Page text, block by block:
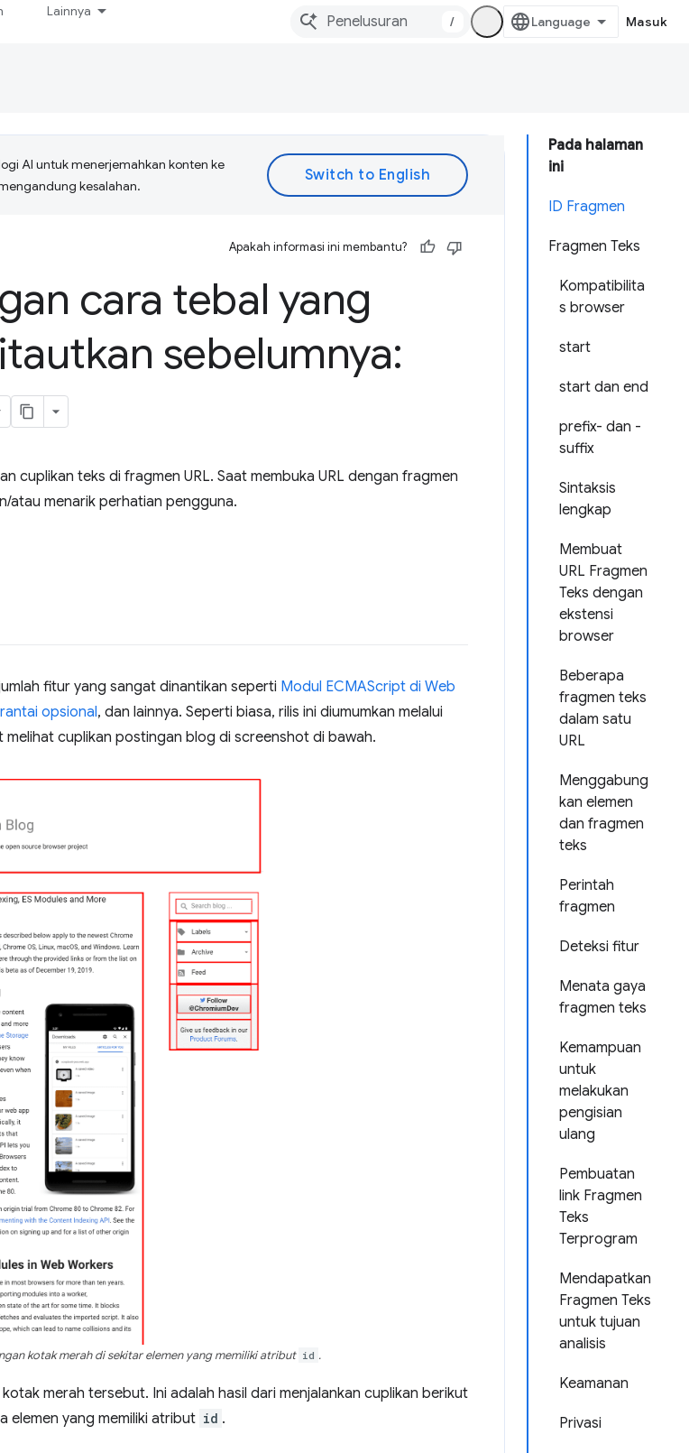
Lainnya
/ Masuk
Pada halaman
ini
ID Fragmen
Fragmen Teks
Kompatibilita
s browser
start
start dan end
prefix- dan -
suffix
Sintaksis
lengkap
Membuat
URL Fragmen
Teks dengan
ekstensi
browser
Beberapa
fragmen teks
dalam satu
URL
Menggabung
kan elemen
dan fragmen
teks
Perintah
fragmen
Deteksi fitur
Menata gaya
fragmen teks
Kemampuan
untuk
melakukan
pengisian
ulang
Pembuatan
link Fragmen
Teks
Terprogram
Mendapatkan
Fragmen Teks
untuk tujuan
analisis
Keamanan
Privasi
AI untuk menerjemahkan konten ke
kesalahan.
Apakah informasi ini membantu?
cara tebal yang
sebelumnya:
cuplikan teks di fragmen URL. Saat membuka URL dengan fragmen
atau menarik perhatian pengguna.
fitur yang sangat dinantikan seperti Modul ECMAScript di Web
opsional, dan lainnya. Seperti biasa, rilis ini diumumkan melalui
cuplikan postingan blog di screenshot di bawah.
kotak merah di sekitar elemen yang memiliki atribut id .
merah tersebut. Ini adalah hasil dari menjalankan cuplikan berikut
elemen yang memiliki atribut id .